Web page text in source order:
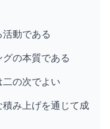
動である
の本質である
の次でよい
み上げを通じて成